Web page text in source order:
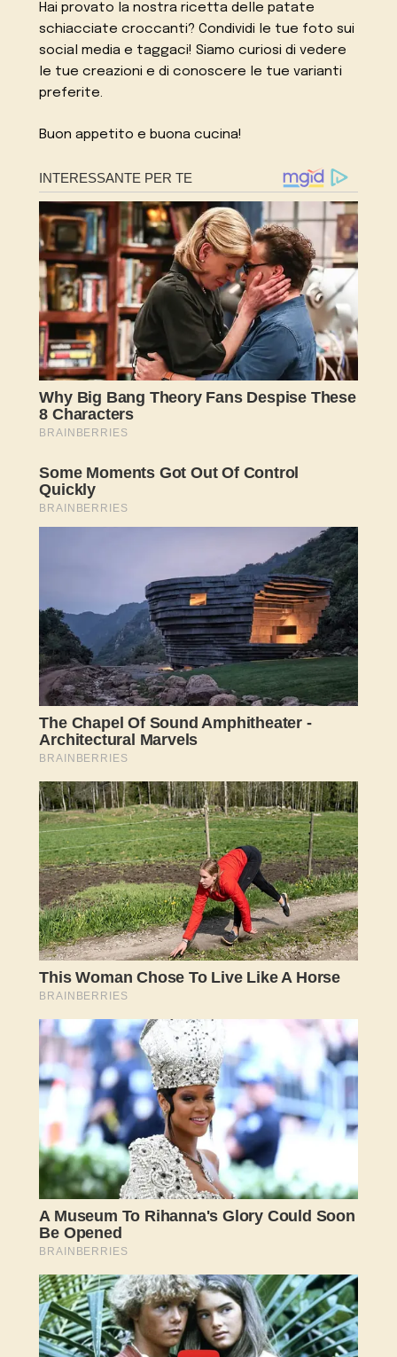
Hai provato la nostra ricetta delle patate
schiacciate croccanti? Condividi le tue foto sui
social media e taggaci! Siamo curiosi di vedere
le tue creazioni e di conoscere le tue varianti
preferite.
Buon appetito e buona cucina!